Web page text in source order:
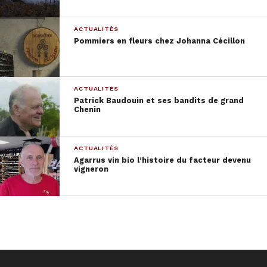
Jacques Maigne, co-fondateur de la revueIN VINO
auxéditions de La Baie
ACTUALITÉS
Pommiers en fleurs chez Johanna Cécillon
ACTUALITÉS
Patrick Baudouin et ses bandits de grand
Chenin
ACTUALITÉS
Agarrus vin bio l’histoire du facteur devenu
vigneron